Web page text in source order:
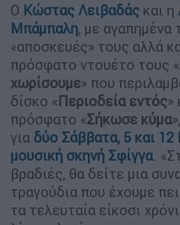
Ο Κώστας Λειβαδάς και η
Μπάμπαλη, με αγαπημένα
«αποσκευές» τους αλλά
πρόσφατο ντουέτο τους «
χωρίσουμε» που
δίσκο «Περιοδεία εντός»
πρόσφατο «Σήκωσε κύμα
για δύο Σάββατα, 5 και
μουσική σκηνή Σφίγγα.
βραδιές, θα δείτε μια
τραγούδια που έχουμε
τα τελευταία είκοσι